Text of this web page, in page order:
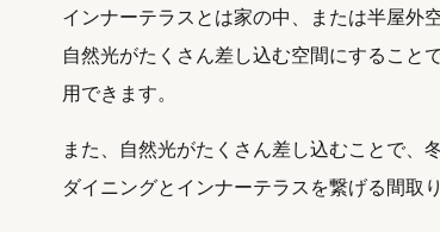
インナーテラスとは家の中、または半屋外
自然光がたくさん差し込む空間にすること
用できます。
また、自然光がたくさん差し込むことで、
ダイニングとインナーテラスを繋げる間取